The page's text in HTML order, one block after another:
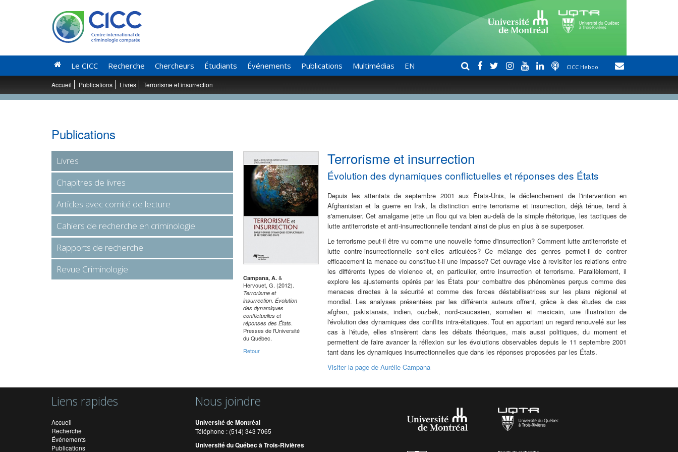
Le CICC Recherche Chercheurs Étudiants Événements Publications Multimédias EN CICC Hebdo
Accueil Publications Livres Terrorisme et insurrection
Terrorisme et insurrection
Évolution des dynamiques conflictuelles et réponses des États
Depuis les attentats de septembre 2001 aux États-Unis, le déclenchement de l'intervention en
Afghanistan et la guerre en Irak, la distinction entre terrorisme et insurrection, déjà ténue, tend à
s'amenuiser. Cet amalgame jette un flou qui va bien au-delà de la simple rhétorique, les tactiques de
lutte antiterroriste et anti-insurrectionnelle tendant ainsi de plus en plus à se superposer.
Le terrorisme peut-il être vu comme une nouvelle forme d'insurrection? Comment lutte antiterroriste et
lutte contre-insurrectionnelle sont-elles articulées? Ce mélange des genres permet-il de contrer
efficacement la menace ou constitue-t-il une impasse? Cet ouvrage vise à revisiter les relations entre
les différents types de violence et, en particulier, entre insurrection et terrorisme. Parallèlement, il
explore les ajustements opérés par les États pour combattre des phénomènes perçus comme des
menaces directes à la sécurité et comme des forces déstabilisatrices sur les plans régional et
mondial. Les analyses présentées par les différents auteurs offrent, grâce à des études de cas
afghan, pakistanais, indien, ouzbek, nord-caucasien, somalien et mexicain, une illustration de
l'évolution des dynamiques des conflits intra-étatiques. Tout en apportant un regard renouvelé sur les
cas à l'étude, elles s'insèrent dans les débats théoriques, mais aussi politiques, du moment et
permettent de faire avancer la réflexion sur les évolutions observables depuis le 11 septembre 2001
tant dans les dynamiques insurrectionnelles que dans les réponses proposées par les États.
Visiter la page de Aurélie Campana
Campana, A. &
Hervouet, G. (2012).
Terrorisme et
insurrection. Évolution
des dynamiques
conflictuelles et
réponses des États.
Presses de l'Université
du Québec.
Retour
Publications
Livres
Chapitres de livres
Articles avec comité de lecture
Cahiers de recherche en criminologie
Rapports de recherche
Revue Criminologie
Liens rapides
Accueil
Recherche
Événements
Publications
Nous joindre
Université de Montréal
Téléphone : (514) 343 7065
Université du Québec à Trois-Rivières